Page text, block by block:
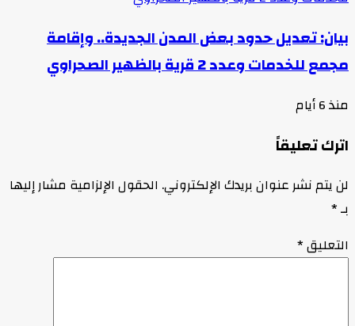
بيان: تعديل حدود بعض المدن الجديدة.. وإقامة
مجمع للخدمات وعدد 2 قرية بالظهير الصحراوي
منذ 6 أيام
اترك تعليقاً
لن يتم نشر عنوان بريدك الإلكتروني. الحقول الإلزامية مشار إليها
بـ*
التعليق*